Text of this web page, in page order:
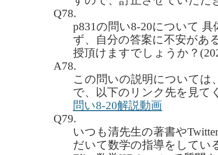
Q78.
p831の問い8-20について
ず、自分の答案に不安があ
授頂けますでしょうか？
A78.
この問いの説明については
で、以下のリンク先を見て
問い8-20解説動画
Q79.
いつも清先生の著書や
だいて数学の指導をして